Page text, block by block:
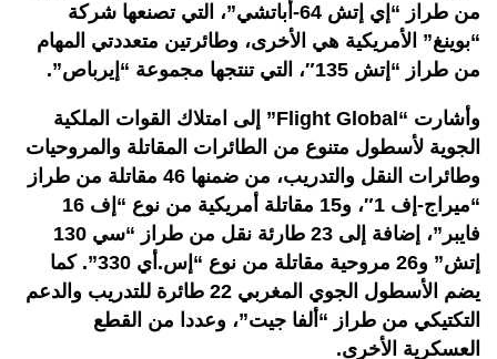
من طراز “إي إتش 64-أباتشي”، التي تصنعها شركة
“بوينغ” الأمريكية هي الأخرى، وطائرتين متعددتي المهام
من طراز “إتش 135″، التي تنتجها مجموعة “إيرباص”.
وأشارت “Flight Global” إلى امتلاك القوات الملكية
الجوية لأسطول متنوع من الطائرات المقاتلة والمروحيات
وطائرات النقل والتدريب، من ضمنها 46 مقاتلة من طراز
“ميراج-إف 1″، و15 مقاتلة أمريكية من نوع “إف 16
فايبر”، إضافة إلى 23 طارئة نقل من طراز “سي 130
إتش” و26 مروحية مقاتلة من نوع “إس.أي 330”. كما
يضم الأسطول الجوي المغربي 22 طائرة للتدريب والدعم
التكتيكي من طراز “ألفا جيت”، وعددا من القطع
العسكرية الأخرى.